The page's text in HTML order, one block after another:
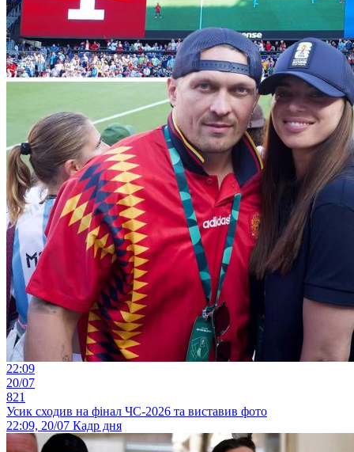
22:09
20/07
821
Усик сходив на фінал ЧС-2026 та виставив фото
22:09, 20/07 Кадр дня